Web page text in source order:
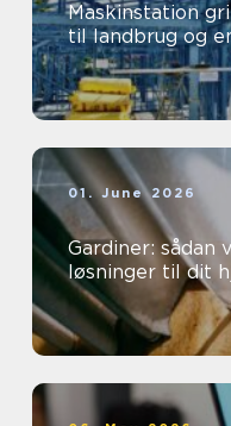
Maskinstation grindsted
til landbrug og
01. June 2026
Gardiner:
løsninger til dit